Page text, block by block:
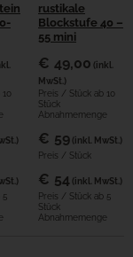
5
rustikale
Blockstufe 40 –
55 mini
€ 49,00 (inkl.
MwSt.)
Preis / Stück ab 10
Stück
Abnahmemenge
€ 59(inkl. MwSt.)
Preis / Stück
€ 54 (inkl. MwSt.)
Preis / Stück ab 5
Stück
Abnahmemenge